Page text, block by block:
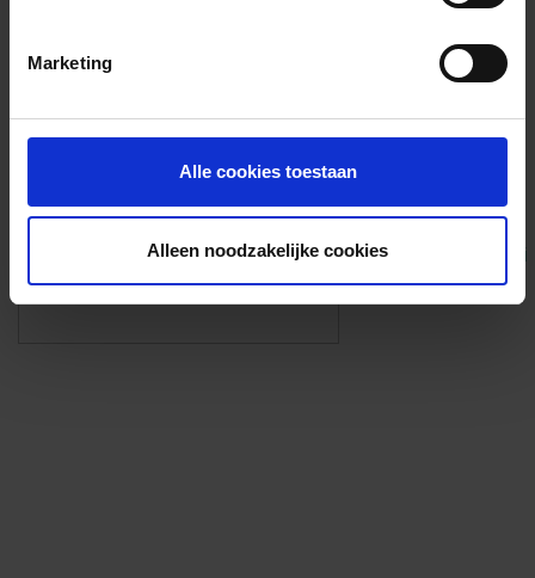
Marketing
Alle cookies toestaan
Alleen noodzakelijke cookies
Foto’s ({{photos.length}})
Eigen foto’s